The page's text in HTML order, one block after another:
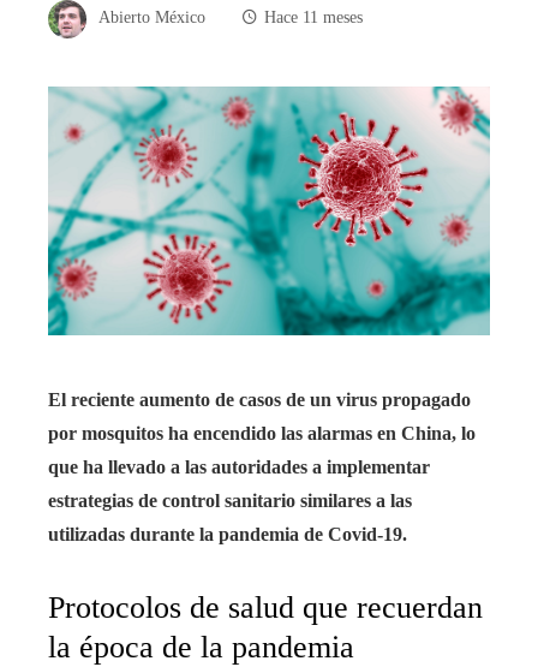
Abierto México Hace 11 meses
El reciente aumento de casos de un virus propagado
por mosquitos ha encendido las alarmas en China, lo
que ha llevado a las autoridades a implementar
estrategias de control sanitario similares a las
utilizadas durante la pandemia de Covid-19.
Protocolos de salud que recuerdan
la época de la pandemia